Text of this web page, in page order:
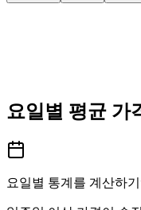
요일별 평균 가
요일별 통계를 계산하